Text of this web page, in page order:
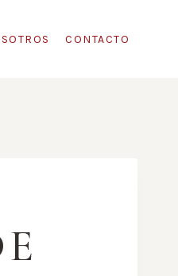
CONTACTO